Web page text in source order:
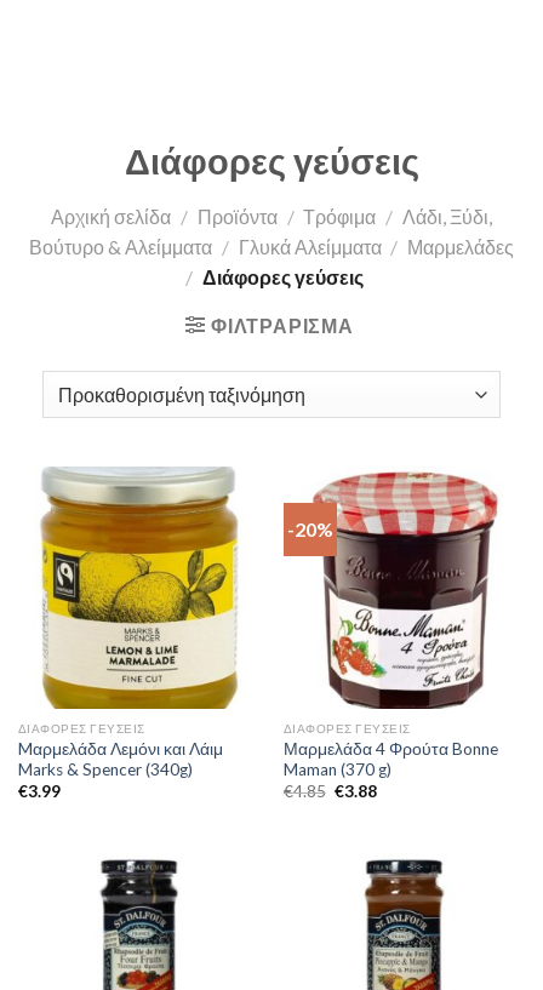
Διάφορες γεύσεις
Αρχική σελίδα / Προϊόντα / Τρόφιμα / Λάδι, Ξύδι,
Βούτυρο & Αλείμματα / Γλυκά Αλείμματα / Μαρμελάδες
/ Διάφορες γεύσεις
ΦΙΛΤΡΆΡΙΣΜΑ
ΔΙΆΦΟΡΕΣ ΓΕΎΣΕΙΣ
Mαρμελάδα Λεμόνι και Λάιμ
Marks & Spencer (340g)
€3.99
-20%
ΔΙΆΦΟΡΕΣ ΓΕΎΣΕΙΣ
Μαρμελάδα 4 Φρούτα Bonne
Maman (370 g)
€4.85 €3.88